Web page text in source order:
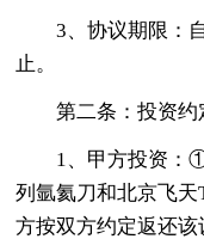
3、协议期限：
止。
第二条：投资约
1、甲方投资：
列氩氦刀和北京飞天
方按双方约定返还